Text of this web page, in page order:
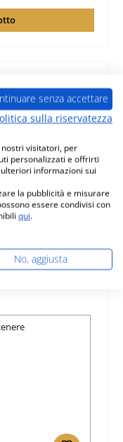
per stufa a
Carillon 16/9
senza accettare
sulla riservatezza
visitatori, per
personalizzati e offrirti
informazioni sui
la pubblicità e misurare
essere condivisi con
qui.
No, aggiusta